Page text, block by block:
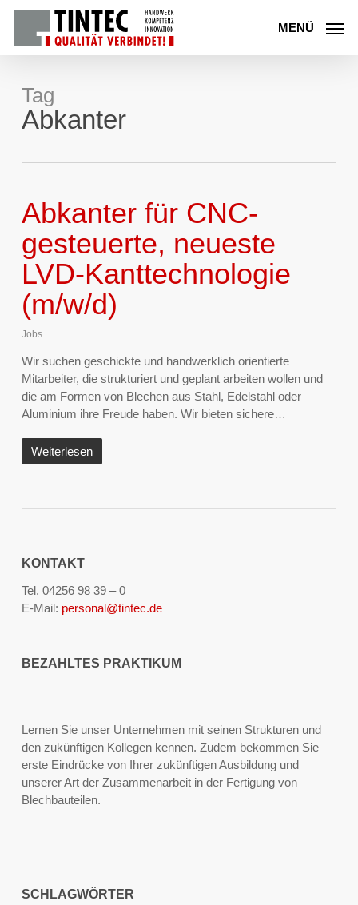
Skip
main
MENÜ
Tag
Abkanter
Abkanter für CNC-
gesteuerte, neueste
LVD-Kanttechnologie
(m/w/d)
Jobs
Wir suchen geschickte und handwerklich orientierte
Mitarbeiter, die strukturiert und geplant arbeiten wollen und
die am Formen von Blechen aus Stahl, Edelstahl oder
Aluminium ihre Freude haben. Wir bieten sichere…
Weiterlesen
KONTAKT
Tel. 04256 98 39 – 0
E-Mail: personal@tintec.de
BEZAHLTES PRAKTIKUM
Lernen Sie unser Unternehmen mit seinen Strukturen und
den zukünftigen Kollegen kennen. Zudem bekommen Sie
erste Eindrücke von Ihrer zukünftigen Ausbildung und
unserer Art der Zusammenarbeit in der Fertigung von
Blechbauteilen.
SCHLAGWÖRTER